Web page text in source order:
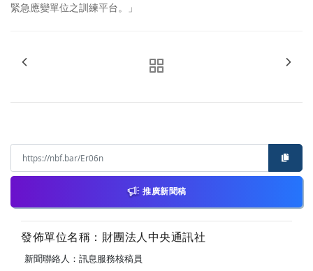
緊急應變單位之訓練平台。」
推廣新聞稿
發佈單位名稱：財團法人中央通訊社
新聞聯絡人：訊息服務核稿員